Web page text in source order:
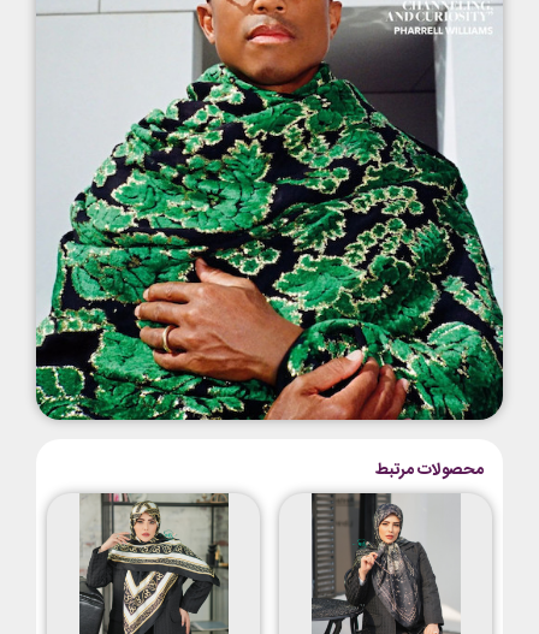
محصولات مرتبط